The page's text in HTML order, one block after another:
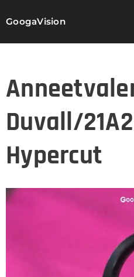
GoogaVision
Duvall/
Hypercut